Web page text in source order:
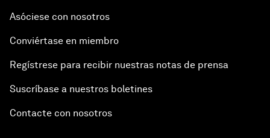
Asóciese con nosotros
Conviértase en miembro
Regístrese para recibir nuestras notas de prensa
Suscríbase a nuestros boletines
Contacte con nosotros